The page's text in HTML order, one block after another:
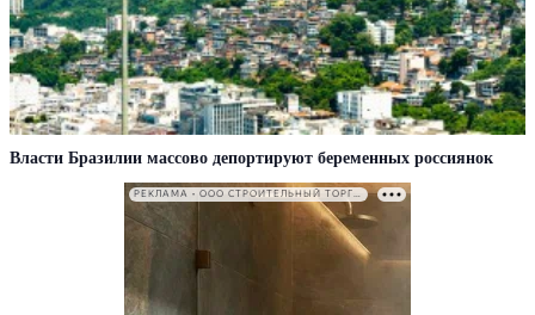
Власти Бразилии массово депортируют беременных россиянок
РЕКЛАМА • ООО СТРОИТЕЛЬНЫЙ ТОРГОВЫЙ ДОМ «ПЕТРОВИЧ». ИНН: 7802348846